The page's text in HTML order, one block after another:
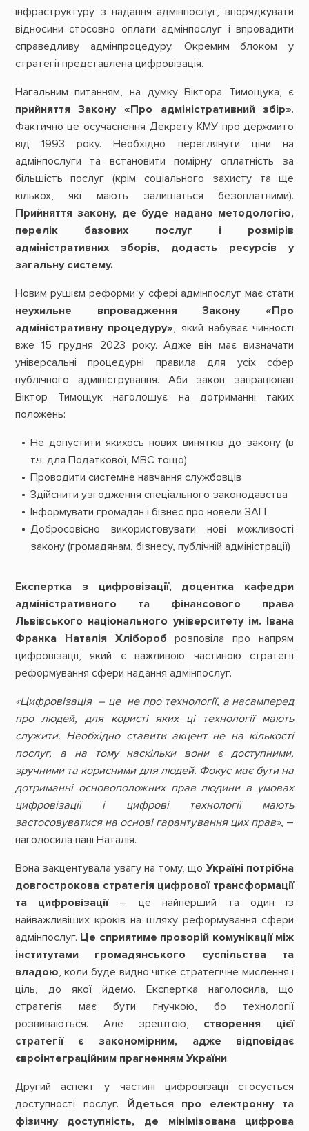
інфраструктуру з надання адмінпослуг, впорядкувати
відносини стосовно оплати адмінпослуг і впровадити
справедливу адмінпроцедуру. Окремим блоком у
стратегії представлена цифровізація.
Нагальним питанням, на думку Віктора Тимощука, є
прийняття Закону «Про адміністративний збір».
Фактично це осучаснення Декрету КМУ про держмито
від 1993 року. Необхідно переглянути ціни на
адмінпослуги та встановити помірну оплатність за
більшість послуг (крім соціального захисту та ще
кількох, які мають залишаться безоплатними).
Прийняття закону, де буде надано методологію,
перелік базових послуг і розмірів
адміністративних зборів, додасть ресурсів у
загальну систему.
Новим рушієм реформи у сфері адмінпослуг має стати
неухильне впровадження Закону «Про
адміністративну процедуру», який набуває чинності
вже 15 грудня 2023 року. Адже він має визначати
універсальні процедурні правила для усіх сфер
публічного адміністрування. Аби закон запрацював
Віктор Тимощук наголошує на дотриманні таких
положень:
Не допустити якихось нових винятків до закону (в
т.ч. для Податкової, МВС тощо)
Проводити системне навчання службовців
Здійснити узгодження спеціального законодавства
Інформувати громадян і бізнес про новели ЗАП
Добросовісно використовувати нові можливості
закону (громадянам, бізнесу, публічній адміністрації)
Експертка з цифровізації, доцентка кафедри
адміністративного та фінансового права
Львівського національного університету ім. Івана
Франка Наталія Хлібороб розповіла про напрям
цифровізації, який є важливою частиною стратегії
реформування сфери надання адмінпослуг.
«Цифровізація – це не про технології, а насамперед
про людей, для користі яких ці технології мають
служити. Необхідно ставити акцент не на кількості
послуг, а на тому наскільки вони є доступними,
зручними та корисними для людей. Фокус має бути на
дотриманні основоположних прав людини в умовах
цифровізації і цифрові технології мають
застосовуватися на основі гарантування цих прав», –
наголосила пані Наталія.
Вона закцентувала увагу на тому, що Україні потрібна
довгострокова стратегія цифрової трансформації
та цифровізації– це найперший та один із
найважливіших кроків на шляху реформування сфери
адмінпослуг. Це сприятиме прозорій комунікації між
інститутами громадянського суспільства та
владою, коли буде видно чітке стратегічне мислення і
ціль, до якої йдемо. Експертка наголосила, що
стратегія має бути гнучкою, бо технології
розвиваються. Але зрештою, створення цієї
стратегії є закономірним, адже відповідає
євроінтеграційним прагненням України.
Другий аспект у частині цифровізації стосується
доступності послуг. Йдеться про електронну та
фізичну доступність, де мінімізована цифрова